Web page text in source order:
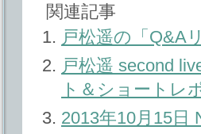
関連記事
戸松遥の「Q&A
戸松遥 second
ト＆ショートレ
2013年10月15日